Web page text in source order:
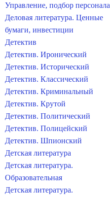
Управление, подбор персонала
Деловая литература. Ценные
бумаги, инвестиции
Детектив
Детектив. Иронический
Детектив. Исторический
Детектив. Классический
Детектив. Криминальный
Детектив. Крутой
Детектив. Политический
Детектив. Полицейский
Детектив. Шпионский
Детская литература
Детская литература.
Образовательная
Детская литература.